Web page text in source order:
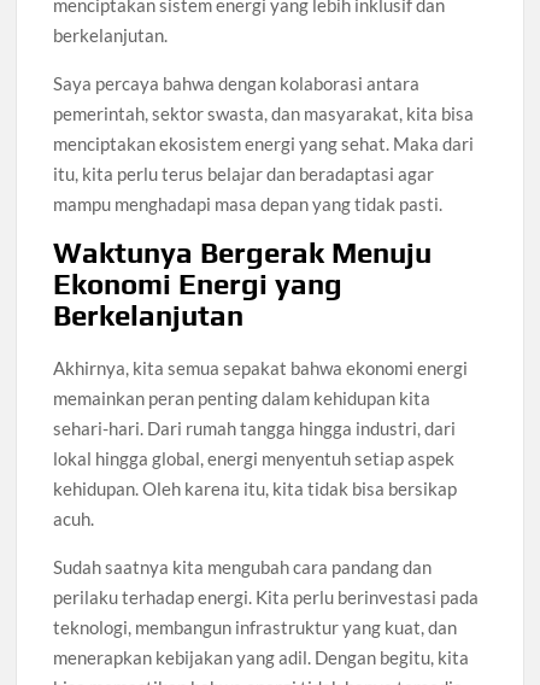
menciptakan sistem energi yang lebih inklusif dan
berkelanjutan.
Saya percaya bahwa dengan kolaborasi antara
pemerintah, sektor swasta, dan masyarakat, kita bisa
menciptakan ekosistem energi yang sehat. Maka dari
itu, kita perlu terus belajar dan beradaptasi agar
mampu menghadapi masa depan yang tidak pasti.
Waktunya Bergerak Menuju
Ekonomi Energi yang
Berkelanjutan
Akhirnya, kita semua sepakat bahwa ekonomi energi
memainkan peran penting dalam kehidupan kita
sehari-hari. Dari rumah tangga hingga industri, dari
lokal hingga global, energi menyentuh setiap aspek
kehidupan. Oleh karena itu, kita tidak bisa bersikap
acuh.
Sudah saatnya kita mengubah cara pandang dan
perilaku terhadap energi. Kita perlu berinvestasi pada
teknologi, membangun infrastruktur yang kuat, dan
menerapkan kebijakan yang adil. Dengan begitu, kita